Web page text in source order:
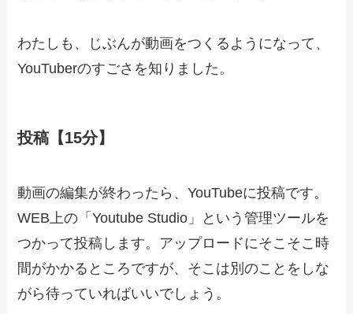
わたしも、じぶんが動画をつくるようになって、
YouTuberのすごさを知りました。
投稿【15分】
動画の編集が終わったら、YouTubeに投稿です。
WEB上の「Youtube Studio」という管理ツールを
つかって投稿します。アップロードにそこそこ時
間がかかるところですが、そこは別のことをしな
がら待っていればいいでしょう。